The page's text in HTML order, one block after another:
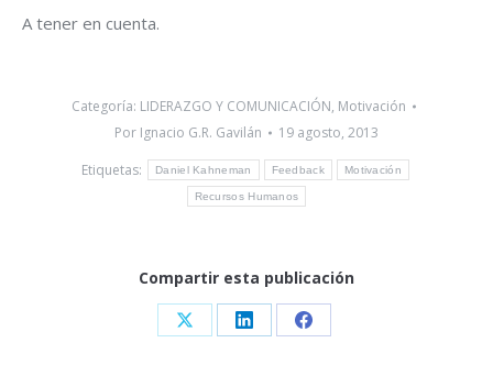
A tener en cuenta.
Categoría: LIDERAZGO Y COMUNICACIÓN, Motivación
Por Ignacio G.R. Gavilán
19 agosto, 2013
Etiquetas:
Daniel Kahneman Feedback Motivación
Recursos Humanos
Compartir esta publicación
Share Share Share